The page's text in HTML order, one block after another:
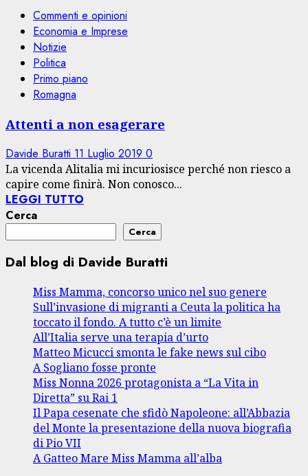
Commenti e opinioni
Economia e Imprese
Notizie
Politica
Primo piano
Romagna
Attenti a non esagerare
Davide Buratti 11 Luglio 2019 0
La vicenda Alitalia mi incuriosisce perché non riesco a
capire come finirà. Non conosco...
LEGGI TUTTO
Cerca
Cerca
Dal blog di Davide Buratti
Miss Mamma, concorso unico nel suo genere
Sull’invasione di migranti a Ceuta la politica ha
toccato il fondo. A tutto c’è un limite
All’Italia serve una terapia d’urto
Matteo Micucci smonta le fake news sul cibo
A Sogliano fosse pronte
Miss Nonna 2026 protagonista a “La Vita in
Diretta” su Rai 1
Il Papa cesenate che sfidò Napoleone: all’Abbazia
del Monte la presentazione della nuova biografia
di Pio VII
A Gatteo Mare Miss Mamma all’alba